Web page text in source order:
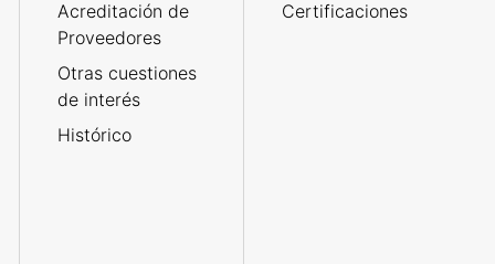
Acreditación de
Proveedores
Otras cuestiones
de interés
Histórico
Certificaciones